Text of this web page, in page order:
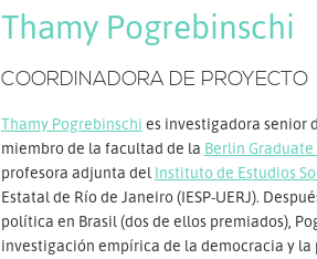
Thamy Pogrebinschi
COORDINADORA DE PROYECTO
Thamy Pogrebinschi es investigadora senior
miembro de la facultad de la Berlin Graduate
profesora adjunta del Instituto de Estudios
Estatal de Río de Janeiro (IESP-UERJ).
política en Brasil (dos de ellos premiados),
investigación empírica de la democracia y